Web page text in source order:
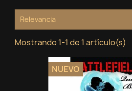
Relevancia
Mostrando 1-1 de 1 artículo(s)
NUEVO